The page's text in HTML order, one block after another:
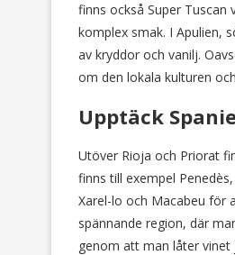
finns också Super
komplex smak. I Apulien,
av kryddor och vanilj.
om den lokala kulturen
Upptäck
Utöver Rioja och Priorat
finns till exempel
Xarel-lo och Macabeu för
spännande region, där
genom att man låter vinet